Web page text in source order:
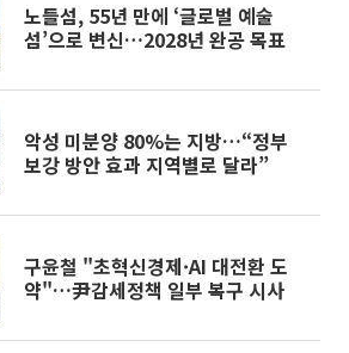
노들섬, 55년 만에 ‘글로벌 예술
섬’으로 변신…2028년 완공 목표
악성 미분양 80%는 지방…“정부
보강 방안 효과 지역별로 달라”
구윤철 "초혁신경제·AI 대전환 도
약"…尹감세정책 일부 복구 시사